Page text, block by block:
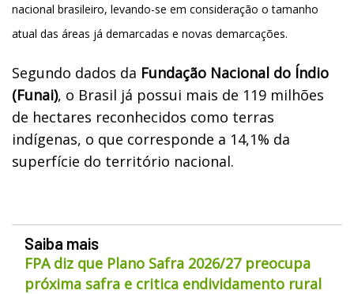
nacional brasileiro, levando-se em consideração o tamanho
atual das áreas já demarcadas e novas demarcações.
Segundo dados da Fundação Nacional do Índio
(Funai), o Brasil já possui mais de 119 milhões
de hectares reconhecidos como terras
indígenas, o que corresponde a 14,1% da
superfície do território nacional.
Saiba mais
FPA diz que Plano Safra 2026/27 preocupa
próxima safra e critica endividamento rural